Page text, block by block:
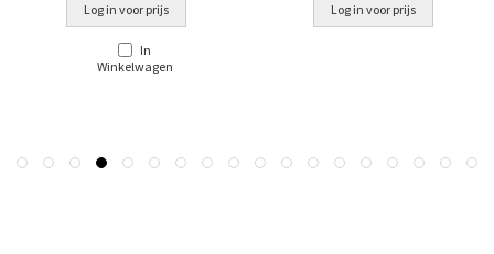
Log in voor prijs
In
Winkelwagen
Log in voor prijs